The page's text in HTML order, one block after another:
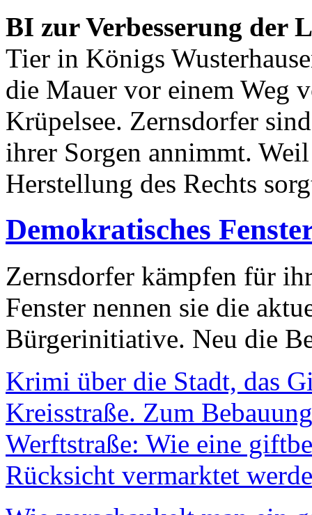
BI zur Verbesserung der
Tier in Königs
die Mauer vor einem Weg
Krüpelsee. Zernsdorfer
ihrer Sorgen annimmt.
Herstellung des Rechts
Demokratisches
Zernsdorfer kämpfen für
Fenster nennen sie die
Bürgerinitiative. Neu die
Krimi über die Stadt, das
Kreisstraße. Zum
Werftstraße: Wie eine
Rücksicht vermarktet